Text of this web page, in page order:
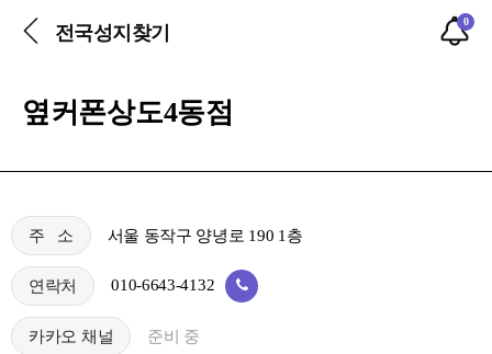
전국성지찾기
0
옆커폰상도4동점
주 소 서울 동작구 양녕로 190 1층
연락처 010-6643-4132
카카오 채널 준비 중